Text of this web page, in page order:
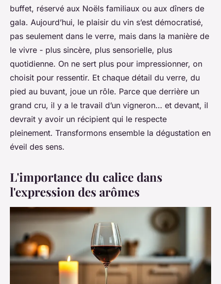
buffet, réservé aux Noëls familiaux ou aux dîners de
gala. Aujourd’hui, le plaisir du vin s’est démocratisé,
pas seulement dans le verre, mais dans la manière de
le vivre - plus sincère, plus sensorielle, plus
quotidienne. On ne sert plus pour impressionner, on
choisit pour ressentir. Et chaque détail du verre, du
pied au buvant, joue un rôle. Parce que derrière un
grand cru, il y a le travail d’un vigneron… et devant, il
devrait y avoir un récipient qui le respecte
pleinement. Transformons ensemble la dégustation en
éveil des sens.
L'importance du calice dans
l'expression des arômes